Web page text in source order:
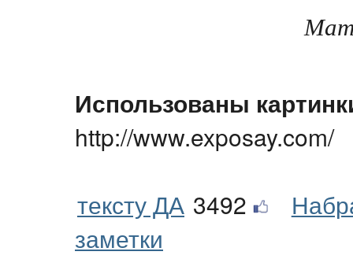
Использованы
http://www.exposay.com/
тексту ДА 3492
заметки